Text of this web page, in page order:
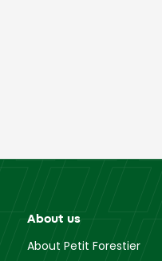
About us
About Petit Forestier